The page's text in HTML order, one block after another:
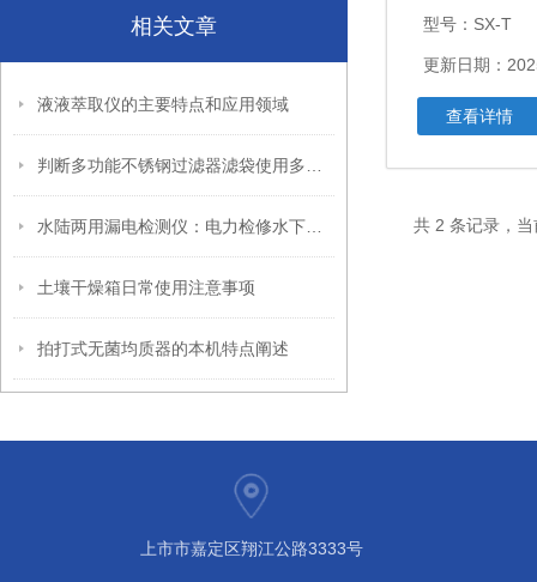
相关文章
液液萃取仪的主要特点和应用领域
土壤干燥箱日常使用注意事项
拍打式无菌均质器的本机特点阐述
型号：SX-T
更新日期：
查看详情
共 2 条记录，
上市市嘉定区翔江公路3333号